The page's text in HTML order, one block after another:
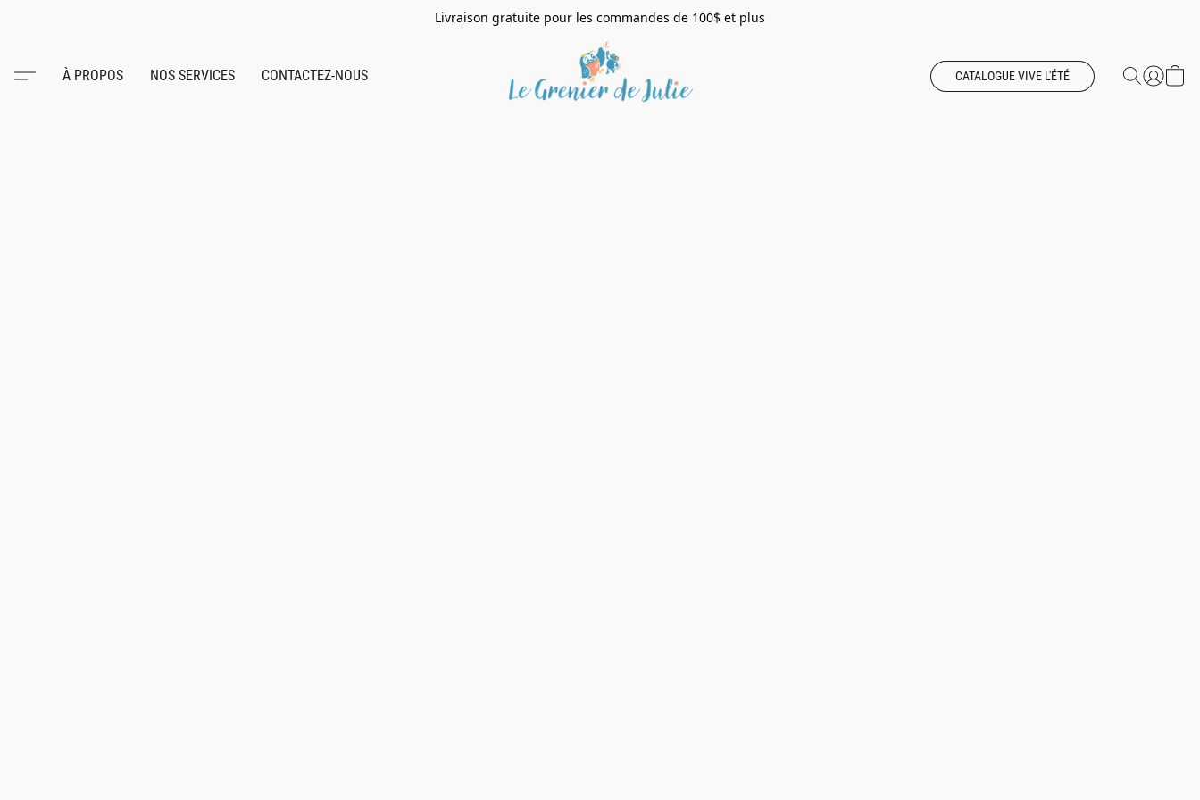
Livraison gratuite pour les commandes de 100$ et plus
À PROPOS NOS SERVICES CONTACTEZ-NOUS CATALOGUE VIVE L'ÉTÉ